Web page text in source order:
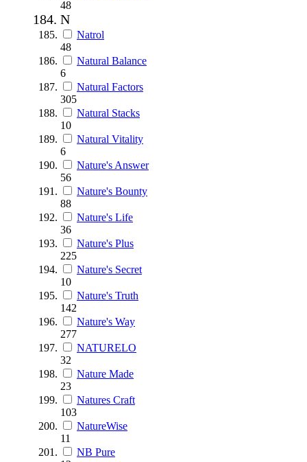
48
N
Natrol
48
Natural Balance
6
Natural Factors
305
Natural Stacks
10
Natural Vitality
6
Nature's Answer
56
Nature's Bounty
88
Nature's Life
36
Nature's Plus
225
Nature's Secret
10
Nature's Truth
142
Nature's Way
277
NATURELO
32
Nature Made
23
Natures Craft
103
NatureWise
11
NB Pure